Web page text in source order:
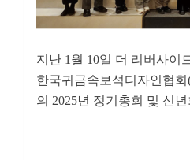
지난 1 월 10일 더 리버사이
한국귀금속보석디자인협회
의 2025년 정기총회 및 신